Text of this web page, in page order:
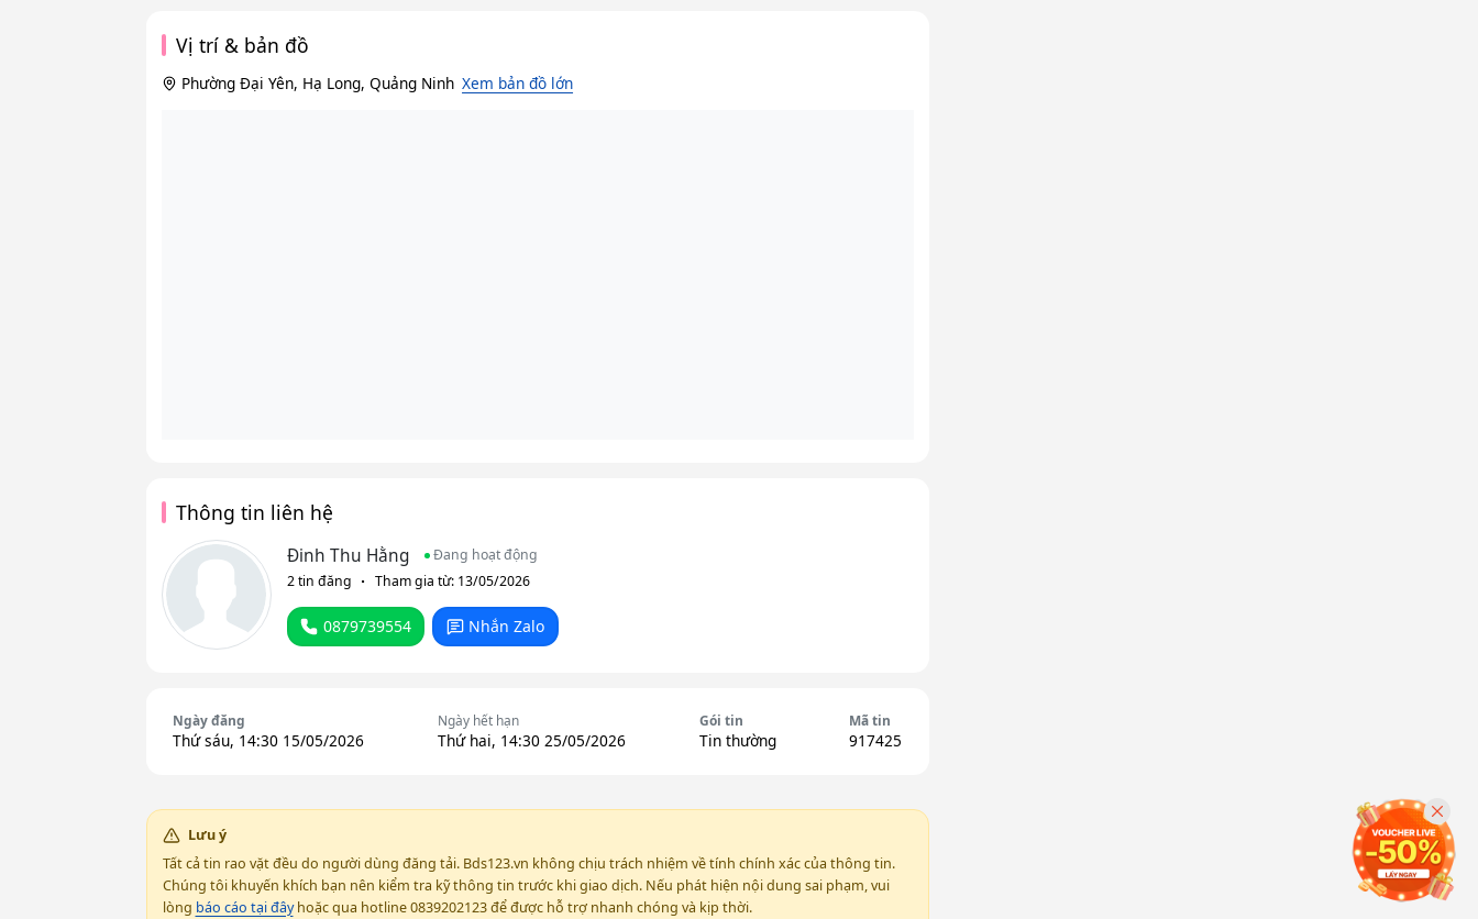
Vị trí & bản đồ
Phường Đại Yên, Hạ Long, Quảng Ninh Xem bản đồ lớn
Thông tin liên hệ
Đinh Thu Hằng
Đang hoạt động
2 tin đăng
Tham gia từ: 13/05/2026
0879739554 Nhắn Zalo
Ngày đăng
Thứ sáu, 14:30 15/05/2026
Ngày hết hạn
Thứ hai, 14:30 25/05/2026
Gói tin
Tin thường
Mã tin
917425
Lưu ý
Tất cả tin rao vặt đều do người dùng đăng tải. Bds123.vn không chịu trách nhiệm về tính chính xác của thông tin.
Chúng tôi khuyến khích bạn nên kiểm tra kỹ thông tin trước khi giao dịch. Nếu phát hiện nội dung sai phạm, vui
lòng báo cáo tại đâyhoặc qua hotline 0839202123 để được hỗ trợ nhanh chóng và kịp thời.